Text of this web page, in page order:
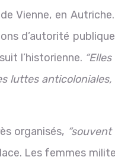
Vienne, en
d’autorité publique
l’historienne.
luttes anticoloniales,
organisés,
Les femmes